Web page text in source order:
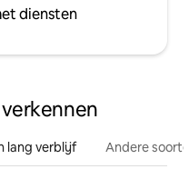
diensten
lang verblijf Andere